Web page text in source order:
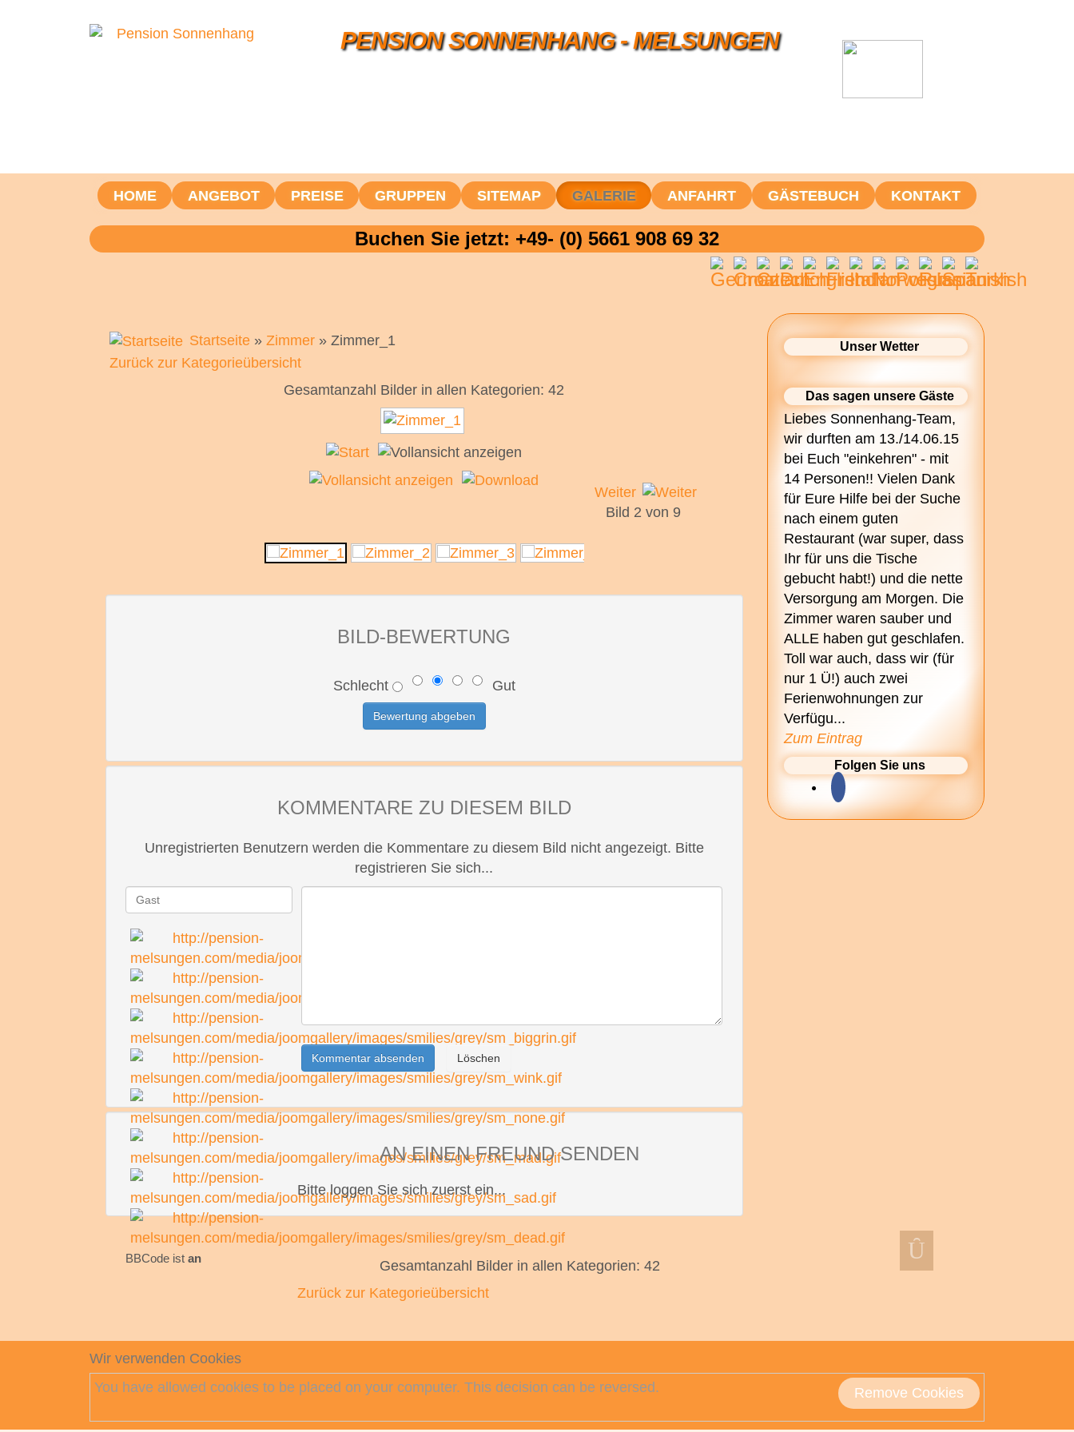
PENSION SONNENHANG - MELSUNGEN
HOME ANGEBOT PREISE GRUPPEN SITEMAP GALERIE ANFAHRT GÄSTEBUCH KONTAKT
Buchen Sie jetzt: +49- (0) 5661 908 69 32
Startseite » Zimmer » Zimmer_1
Zurück zur Kategorieübersicht
Gesamtanzahl Bilder in allen Kategorien: 42
Weiter
Bild 2 von 9
BILD-BEWERTUNG
Schlecht Gut
KOMMENTARE ZU DIESEM BILD
Unregistrierten Benutzern werden die Kommentare zu diesem Bild nicht angezeigt. Bitte
registrieren Sie sich...
BBCode istan
AN EINEN FREUND SENDEN
Bitte loggen Sie sich zuerst ein...
Gesamtanzahl Bilder in allen Kategorien: 42
Zurück zur Kategorieübersicht
Unser Wetter
Das sagen unsere Gäste
Liebes Sonnenhang-Team,
wir durften am 13./14.06.15
bei Euch "einkehren" - mit
14 Personen!! Vielen Dank
für Eure Hilfe bei der Suche
nach einem guten
Restaurant (war super, dass
Ihr für uns die Tische
gebucht habt!) und die nette
Versorgung am Morgen. Die
Zimmer waren sauber und
ALLE haben gut geschlafen.
Toll war auch, dass wir (für
nur 1 Ü!) auch zwei
Ferienwohnungen zur
Verfügu...
Zum Eintrag
Folgen Sie uns
Wir verwenden Cookies
Remove Cookies
You have allowed cookies to be placed on your computer. This decision can be reversed.